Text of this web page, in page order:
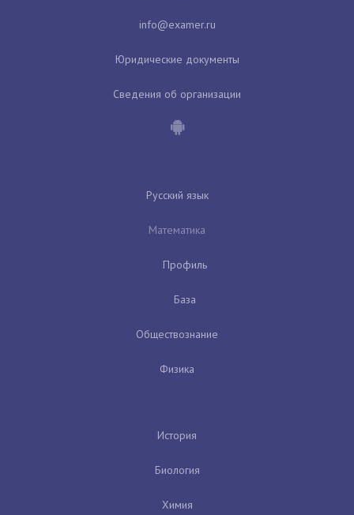
Юридические документы
Сведения об организации
Русский язык
Математика
Профиль
База
Обществознание
Физика
История
Биология
Химия